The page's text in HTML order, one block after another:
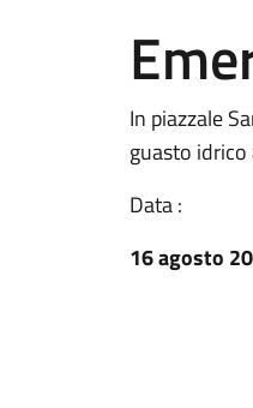
In piazzale
guasto
Data :
16 agosto